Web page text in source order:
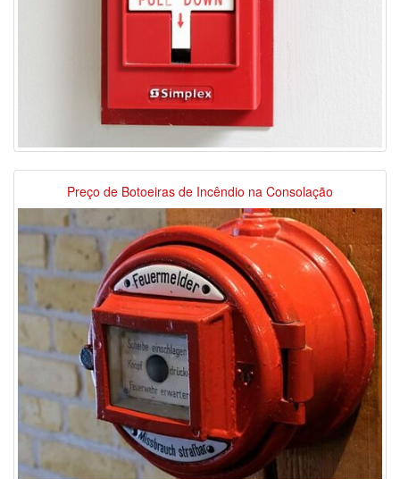
Preço de Botoeiras de Incêndio na Consolação